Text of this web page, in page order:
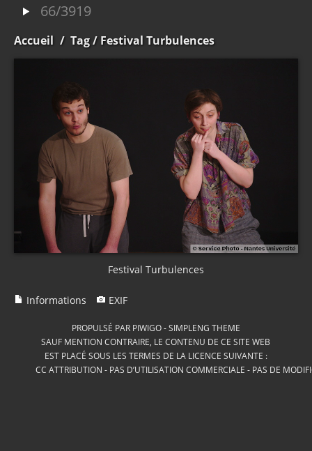
66/3919
Accueil / Tag/ Festival Turbulences
Festival Turbulences
Informations EXIF
PROPULSÉ PAR PIWIGO-SIMPLENG THEME
SAUF MENTION CONTRAIRE, LE CONTENU DE CE SITE WEB
EST PLACÉ SOUS LES TERMES DE LA LICENCE SUIVANTE :
CC ATTRIBUTION - PAS D’UTILISATION COMMERCIALE - PAS DE